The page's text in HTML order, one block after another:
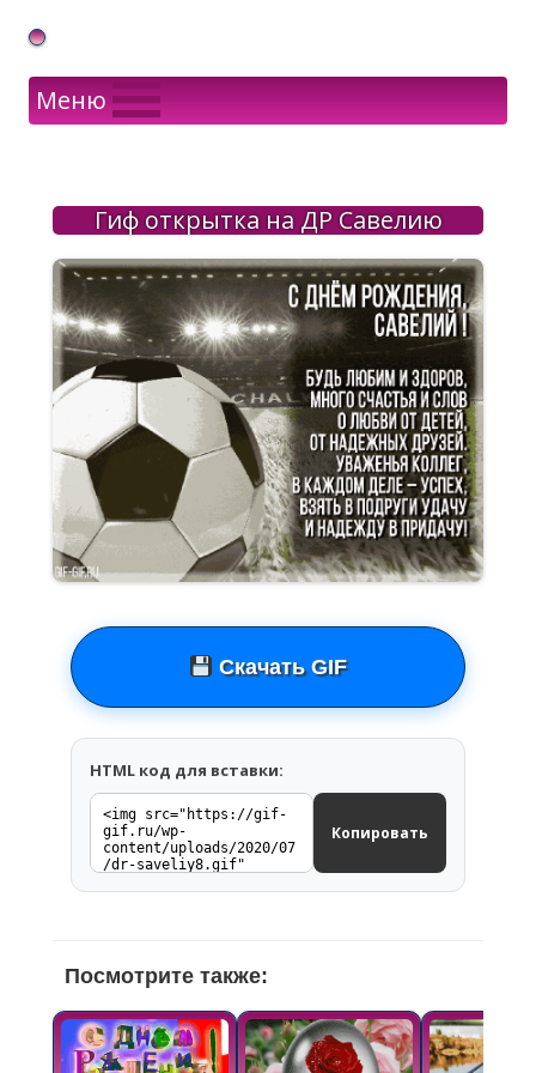
Gif Открытки в подарок
Меню
Гиф открытка на ДР Савелию
Скачать GIF
HTML код для вставки:
Копировать
Посмотрите также: